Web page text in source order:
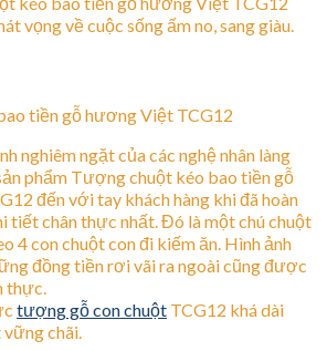
vọng về cuộc sống ấm no, sang giàu.
nghiêm ngặt của các nghệ nhân làng
phẩm Tượng chuột kéo bao tiền gỗ
đến với tay khách hàng khi đã hoàn
tiết chân thực nhất. Đó là một chú chuột
4 con chuột con đi kiếm ăn. Hình ảnh
đồng tiền rơi vãi ra ngoài cũng được
thực.
tượng gỗ con chuột TCG12 khá dài
chãi.